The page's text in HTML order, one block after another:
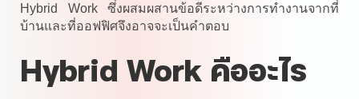
Hybrid Work ซึ่งผสมผสานข้อดีระหว่างการทำงานจากที่
บ้านและที่ออฟฟิศจึงอาจจะเป็นคำตอบ
Hybrid Work คืออะไร